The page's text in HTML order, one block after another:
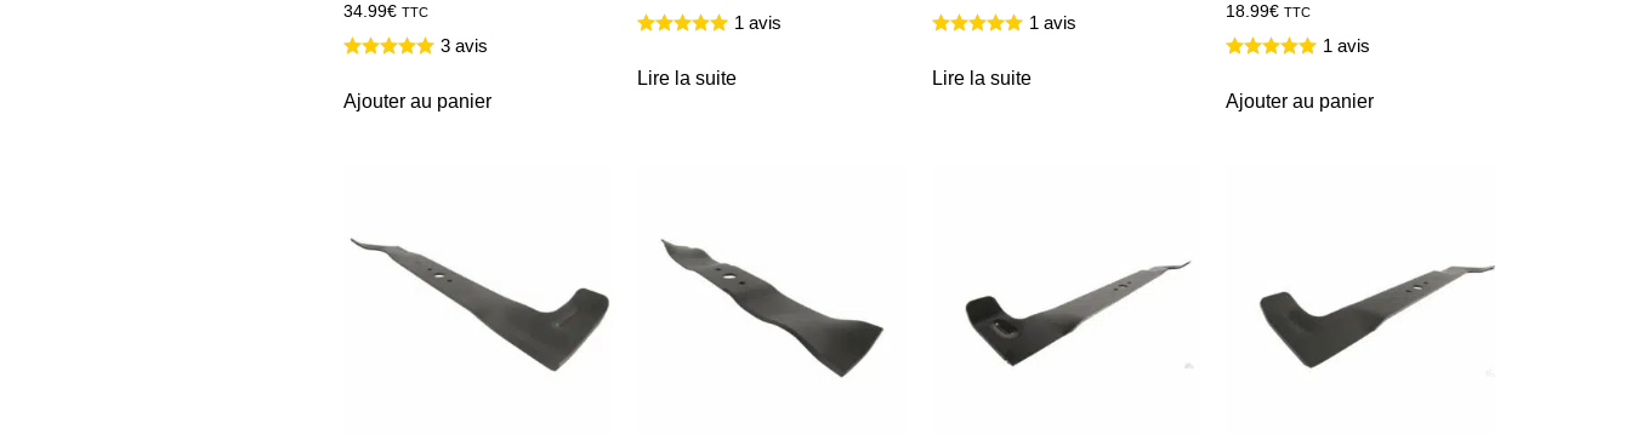
34.99€ TTC
3 avis
Ajouter au panier
1 avis
Lire la suite
1 avis
Lire la suite
18.99€ TTC
1 avis
Ajouter au panier